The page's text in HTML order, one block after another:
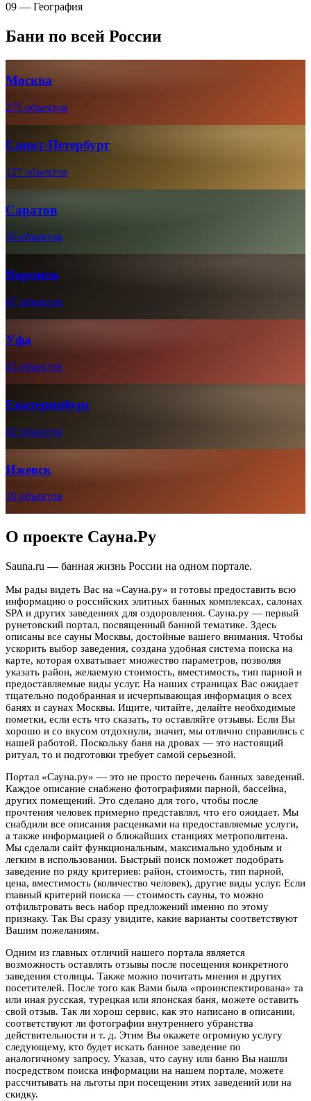
09 — География
Бани по всей России
Москва
275 объектов
Санкт-Петербург
127 объектов
Саратов
56 объектов
Воронеж
47 объектов
Уфа
43 объектов
Екатеринбург
42 объектов
Ижевск
39 объектов
О проекте Сауна.Ру
Sauna.ru — банная жизнь России на одном портале.
Мы рады видеть Вас на «Сауна.ру» и готовы предоставить всю
информацию о российских элитных банных комплексах, салонах
SPA и других заведениях для оздоровления. Сауна.ру — первый
рунетовский портал, посвященный банной тематике. Здесь
описаны все сауны Москвы, достойные вашего внимания. Чтобы
ускорить выбор заведения, создана удобная система поиска на
карте, которая охватывает множество параметров, позволяя
указать район, желаемую стоимость, вместимость, тип парной и
предоставляемые виды услуг. На наших страницах Вас ожидает
тщательно подобранная и исчерпывающая информация о всех
банях и саунах Москвы. Ищите, читайте, делайте необходимые
пометки, если есть что сказать, то оставляйте отзывы. Если Вы
хорошо и со вкусом отдохнули, значит, мы отлично справились с
нашей работой. Поскольку баня на дровах — это настоящий
ритуал, то и подготовки требует самой серьезной.
Портал «Сауна.ру» — это не просто перечень банных заведений.
Каждое описание снабжено фотографиями парной, бассейна,
других помещений. Это сделано для того, чтобы после
прочтения человек примерно представлял, что его ожидает. Мы
снабдили все описания расценками на предоставляемые услуги,
а также информацией о ближайших станциях метрополитена.
Мы сделали сайт функциональным, максимально удобным и
легким в использовании. Быстрый поиск поможет подобрать
заведение по ряду критериев: район, стоимость, тип парной,
цена, вместимость (количество человек), другие виды услуг. Если
главный критерий поиска — стоимость сауны, то можно
отфильтровать весь набор предложений именно по этому
признаку. Так Вы сразу увидите, какие варианты соответствуют
Вашим пожеланиям.
Одним из главных отличий нашего портала является
возможность оставлять отзывы после посещения конкретного
заведения столицы. Также можно почитать мнения и других
посетителей. После того как Вами была «проинспектирована» та
или иная русская, турецкая или японская баня, можете оставить
свой отзыв. Так ли хорош сервис, как это написано в описании,
соответствуют ли фотографии внутреннего убранства
действительности и т. д. Этим Вы окажете огромную услугу
следующему, кто будет искать банное заведение по
аналогичному запросу. Указав, что сауну или баню Вы нашли
посредством поиска информации на нашем портале, можете
рассчитывать на льготы при посещении этих заведений или на
скидку.